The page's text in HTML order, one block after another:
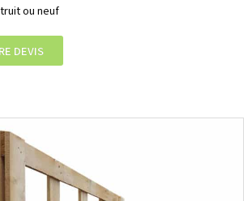
ou neuf
DEVIS